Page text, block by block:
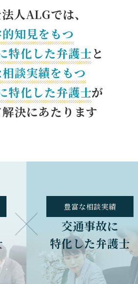
人ALGでは、
知見をもつ
特化した弁護士と
談実績をもつ
特化した弁護士が
決にあたります
豊富な相談実績
交通事故に
特化した弁護士